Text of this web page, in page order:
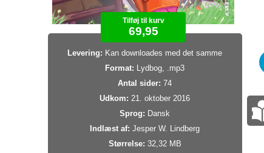
Tilføj til kurv
69,95
Levering: Kan downloades med det samme
Format: Lydbog, .mp3
Antal sider: 74
Udkom: 21. oktober 2016
Sprog: Dansk
Indlæst af: Jesper W. Lindberg
Størrelse: 32,32 MB